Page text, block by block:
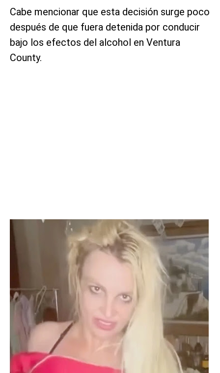
Cabe mencionar que esta decisión surge poco
después de que fuera detenida por conducir
bajo los efectos del alcohol en Ventura
County.